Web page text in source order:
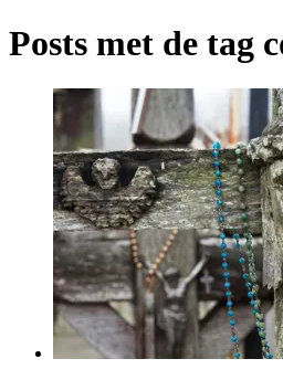
Posts met de tag